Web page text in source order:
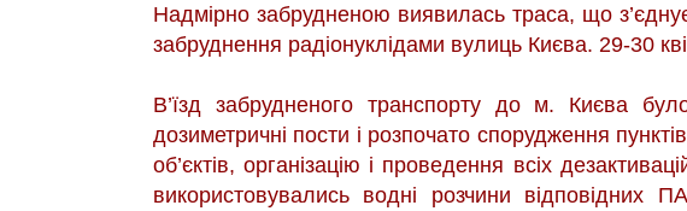
Надмірно забрудненою виявилась траса, що
забруднення радіонуклідами вулиць Києва. 29-30
В’їзд забрудненого транспорту до м. Києва
дозиметричні пости і розпочато спорудження
об’єктів, організацію і проведення всіх
використовувались водні розчини відповідних